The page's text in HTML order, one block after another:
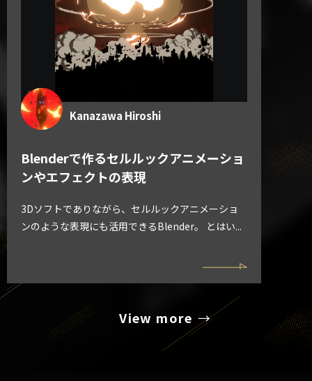
Kanazawa Hiroshi
Blenderで作るセルルックアニメーショ
ンやエフェクトの表現
3Dソフトでありながら、セルルックアニメーショ
ンのような表現にも活用できるBlender。 とはい...
View more